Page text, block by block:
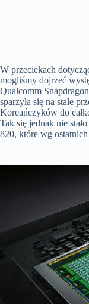
W przeciekach
mogliśmy dojrzeć
Qualcomm
sparzyła się na stale
Koreańczyków do
Tak się jednak nie
820, które wg